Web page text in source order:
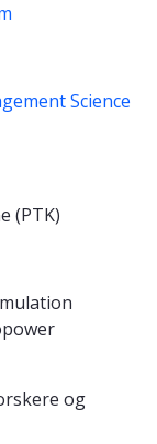
Science
(PTK)
og